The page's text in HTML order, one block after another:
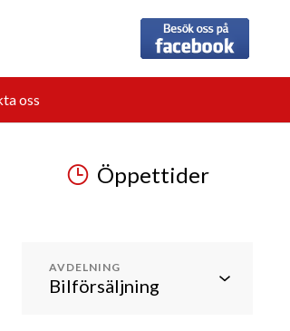
oss
Öppettider
AVDELNING